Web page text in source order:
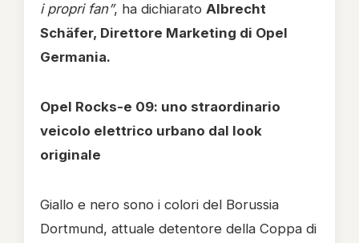
i propri fan”, ha dichiarato Albrecht
Schäfer, Direttore Marketing di Opel
Germania.
Opel Rocks-e 09: uno straordinario
veicolo elettrico urbano dal look
originale
Giallo e nero sono i colori del Borussia
Dortmund, attuale detentore della Coppa di